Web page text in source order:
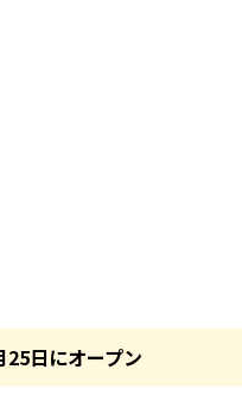
25日にオープン